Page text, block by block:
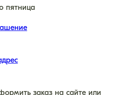
пятница
заказ на сайте или